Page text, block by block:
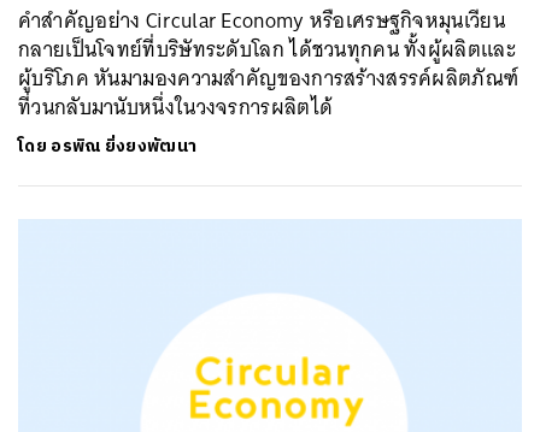
คำสำคัญอย่าง Circular Economy หรือเศรษฐกิจหมุนเวียน
กลายเป็นโจทย์ที่บริษัทระดับโลก ได้ชวนทุกคน ทั้งผู้ผลิตและ
ผู้บริโภค หันมามองความสำคัญของการสร้างสรรค์ผลิตภัณฑ์
ที่วนกลับมานับหนึ่งในวงจรการผลิตได้
โดย อรพิณ ยิ่งยงพัฒนา